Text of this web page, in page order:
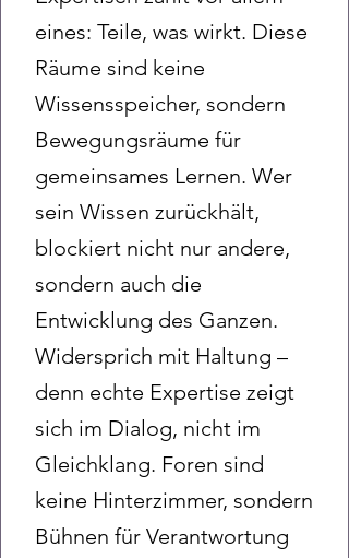
eines: Teile, was wirkt. Diese
Räume sind keine
Wissensspeicher, sondern
Bewegungsräume für
gemeinsames Lernen. Wer
sein Wissen zurückhält,
blockiert nicht nur andere,
sondern auch die
Entwicklung des Ganzen.
Widersprich mit Haltung –
denn echte Expertise zeigt
sich im Dialog, nicht im
Gleichklang. Foren sind
keine Hinterzimmer, sondern
Bühnen für Verantwortung